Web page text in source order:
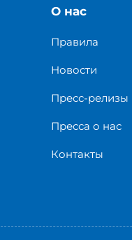
О нас
Правила
Новости
Пресс-релизы
Пресса о нас
Контакты